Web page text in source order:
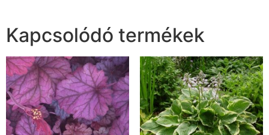
Kapcsolódó termékek